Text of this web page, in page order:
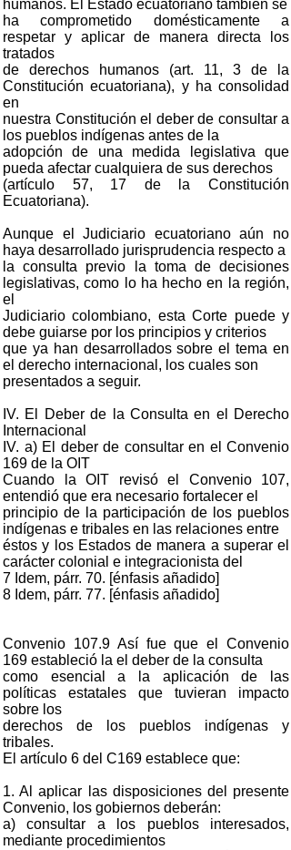
humanos. El Estado ecuatoriano también se
ha comprometido domésticamente a
respetar y aplicar de manera directa los
tratados
de derechos humanos (art. 11, 3 de la
Constitución ecuatoriana), y ha consolidad
en
nuestra Constitución el deber de consultar a
los pueblos indígenas antes de la
adopción de una medida legislativa que
pueda afectar cualquiera de sus derechos
(artículo 57, 17 de la Constitución
Ecuatoriana).
Aunque el Judiciario ecuatoriano aún no
haya desarrollado jurisprudencia respecto a
la consulta previo la toma de decisiones
legislativas, como lo ha hecho en la región,
el
Judiciario colombiano, esta Corte puede y
debe guiarse por los principios y criterios
que ya han desarrollados sobre el tema en
el derecho internacional, los cuales son
presentados a seguir.
IV. El Deber de la Consulta en el Derecho
Internacional
IV. a) El deber de consultar en el Convenio
169 de la OIT
Cuando la OIT revisó el Convenio 107,
entendió que era necesario fortalecer el
principio de la participación de los pueblos
indígenas e tribales en las relaciones entre
éstos y los Estados de manera a superar el
carácter colonial e integracionista del
7 Idem, párr. 70. [énfasis añadido]
8 Idem, párr. 77. [énfasis añadido]
Convenio 107.9 Así fue que el Convenio
169 estableció la el deber de la consulta
como esencial a la aplicación de las
políticas estatales que tuvieran impacto
sobre los
derechos de los pueblos indígenas y
tribales.
El artículo 6 del C169 establece que:
1. Al aplicar las disposiciones del presente
Convenio, los gobiernos deberán:
a) consultar a los pueblos interesados,
mediante procedimientos